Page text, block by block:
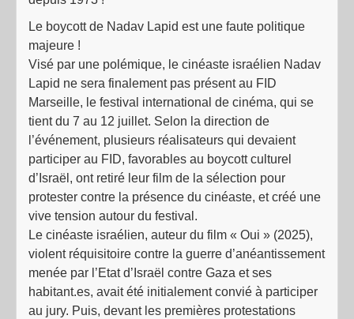
Le boycott de Nadav Lapid est une faute politique
majeure !
Visé par une polémique, le cinéaste israélien Nadav
Lapid ne sera finalement pas présent au FID
Marseille, le festival international de cinéma, qui se
tient du 7 au 12 juillet. Selon la direction de
l’événement, plusieurs réalisateurs qui devaient
participer au FID, favorables au boycott culturel
d’Israël, ont retiré leur film de la sélection pour
protester contre la présence du cinéaste, et créé une
vive tension autour du festival.
Le cinéaste israélien, auteur du film « Oui » (2025),
violent réquisitoire contre la guerre d’anéantissement
menée par l’Etat d’Israël contre Gaza et ses
habitant.es, avait été initialement convié à participer
au jury. Puis, devant les premières protestations